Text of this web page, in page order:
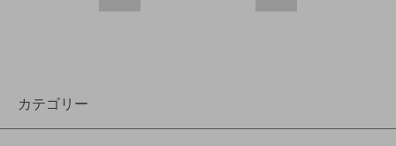
カテゴリー